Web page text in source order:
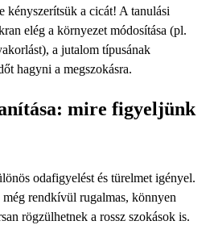
kényszerítsük a cicát! A tanulási
elég a környezet módosítása (pl.
a jutalom típusának
hagyni a megszokásra.
mire figyeljünk
odafigyelést és türelmet igényel.
rendkívül rugalmas, könnyen
rögzülhetnek a rossz szokások is.